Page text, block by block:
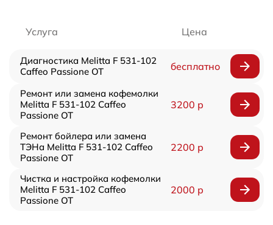
Услуга Цена
Диагностика Melitta F 531-102
Caffeo Passione OT
бесплатно
Ремонт или замена кофемолки
Melitta F 531-102 Caffeo
Passione OT
3200 р
Ремонт бойлера или замена
ТЭНа Melitta F 531-102 Caffeo
Passione OT
2200 р
Чистка и настройка кофемолки
Melitta F 531-102 Caffeo
Passione OT
2000 р